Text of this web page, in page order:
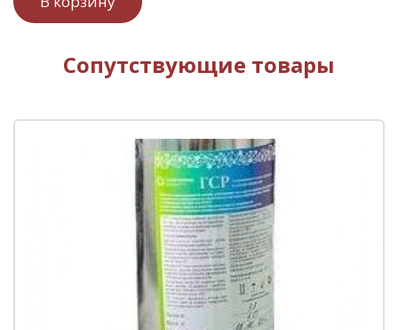
Сопутствующие товары